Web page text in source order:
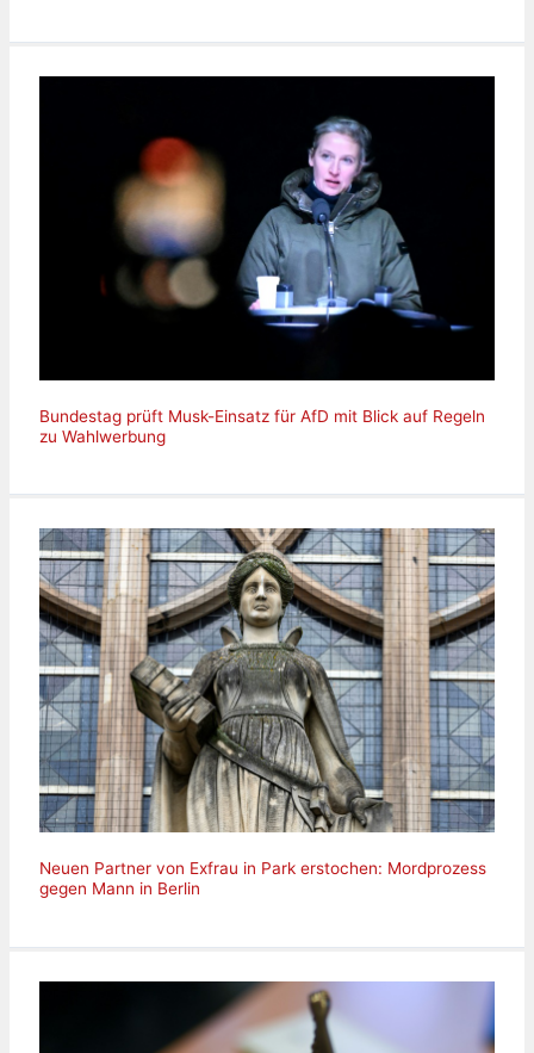
Bundestag prüft Musk-Einsatz für AfD mit Blick auf Regeln
zu Wahlwerbung
Neuen Partner von Exfrau in Park erstochen: Mordprozess
gegen Mann in Berlin